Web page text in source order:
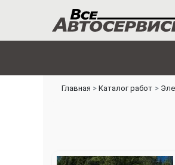
Главная Каталог работ